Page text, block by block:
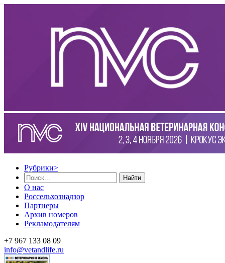
Рубрики>
Найти
О нас
Россельхознадзор
Партнеры
Архив номеров
Рекламодателям
+7 967 133 08 09
info@vetandlife.ru